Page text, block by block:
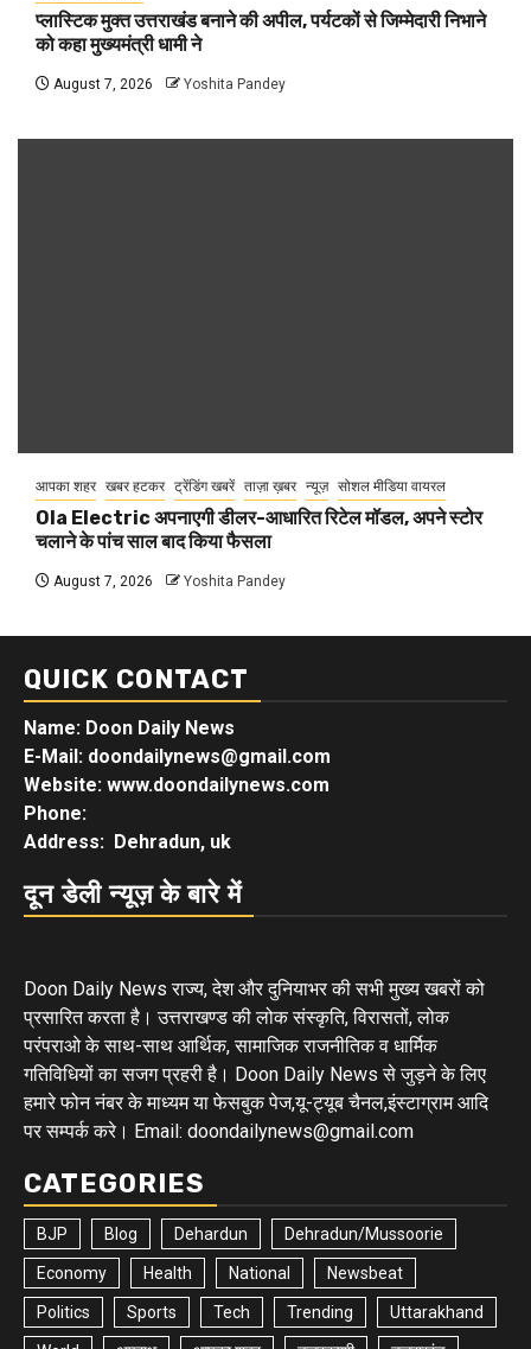
प्लास्टिक मुक्त उत्तराखंड बनाने की अपील, पर्यटकों से जिम्मेदारी निभाने
को कहा मुख्यमंत्री धामी ने
August 7, 2026 Yoshita Pandey
आपका शहर खबर हटकर ट्रेंडिंग खबरें ताज़ा ख़बर न्यूज़ सोशल मीडिया वायरल
Ola Electric अपनाएगी डीलर-आधारित रिटेल मॉडल, अपने स्टोर
चलाने के पांच साल बाद किया फैसला
August 7, 2026 Yoshita Pandey
QUICK CONTACT
Name: Doon Daily News
E-Mail: doondailynews@gmail.com
Website: www.doondailynews.com
Phone:
Address: Dehradun, uk
दून डेली न्यूज़ के बारे में
Doon Daily News राज्य, देश और दुनियाभर की सभी मुख्य खबरों को
प्रसारित करता है। उत्तराखण्ड की लोक संस्कृति, विरासतों, लोक
परंपराओ के साथ-साथ आर्थिक, सामाजिक राजनीतिक व धार्मिक
गतिविधियों का सजग प्रहरी है। Doon Daily News से जुड़ने के लिए
हमारे फोन नंबर के माध्यम या फेसबुक पेज,यू-ट्यूब चैनल,इंस्टाग्राम आदि
पर सम्पर्क करे। Email: doondailynews@gmail.com
CATEGORIES
BJP Blog Dehardun Dehradun/Mussoorie
Economy Health National Newsbeat
Politics Sports Tech Trending Uttarakhand